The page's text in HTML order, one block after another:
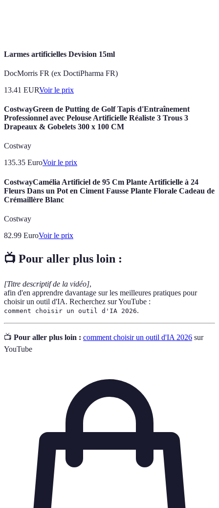
Larmes artificielles Devision 15ml
DocMorris FR (ex DoctiPharma FR)
13.41 EURVoir le prix
CostwayGreen de Putting de Golf Tapis d'Entraînement
Professionnel avec Pelouse Artificielle Réaliste 3 Trous 3
Drapeaux & Gobelets 300 x 100 CM
Costway
135.35 EuroVoir le prix
CostwayCamélia Artificiel de 95 Cm Plante Artificielle à 24
Fleurs Dans un Pot en Ciment Fausse Plante Florale Cadeau de
Crémaillère Blanc
Costway
82.99 EuroVoir le prix
📺 Pour aller plus loin :
[Titre descriptif de la vidéo],
afin d'en apprendre davantage sur les meilleures pratiques pour
choisir un outil d'IA. Recherchez sur YouTube :
comment choisir un outil d'IA 2026.
📺 Pour aller plus loin : comment choisir un outil d'IA 2026 sur
YouTube